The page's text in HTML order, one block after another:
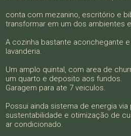
conta com mezanino, escritório e
transformar em um dos ambientes
A cozinha bastante aconchegante e
lavanderia.
Um amplo quintal, com area de
um quarto e deposito aos fundos.
Garagem para ate 7 veiculos.
Possui ainda sistema de energia
sustentabilidade e otimização de
ar condicionado.